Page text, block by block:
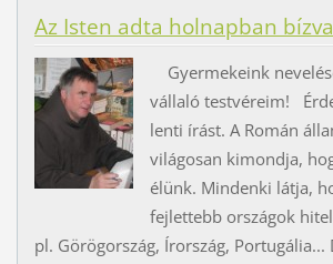
Az Isten adta holnapban
Gyermekeink
vállaló testvéreim!
lenti írást. A Román
világosan kimondja,
élünk. Mindenki látja,
fejlettebb országok
pl. Görögország, Írország, Portugália...